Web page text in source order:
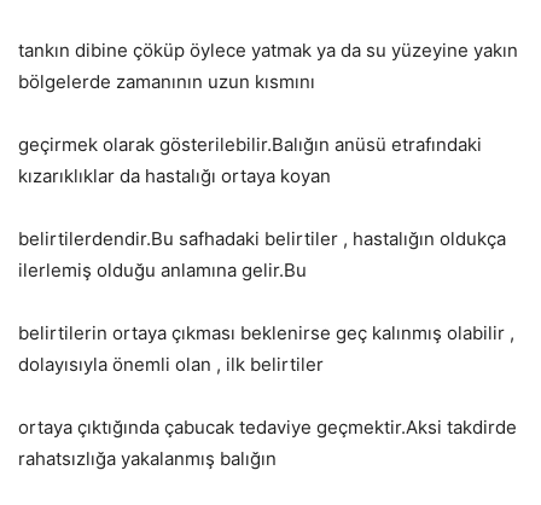
tankın dibine çöküp öylece yatmak ya da su yüzeyine yakın
bölgelerde zamanının uzun kısmını
geçirmek olarak gösterilebilir.Balığın anüsü etrafındaki
kızarıklıklar da hastalığı ortaya koyan
belirtilerdendir.Bu safhadaki belirtiler , hastalığın oldukça
ilerlemiş olduğu anlamına gelir.Bu
belirtilerin ortaya çıkması beklenirse geç kalınmış olabilir ,
dolayısıyla önemli olan , ilk belirtiler
ortaya çıktığında çabucak tedaviye geçmektir.Aksi takdirde
rahatsızlığa yakalanmış balığın